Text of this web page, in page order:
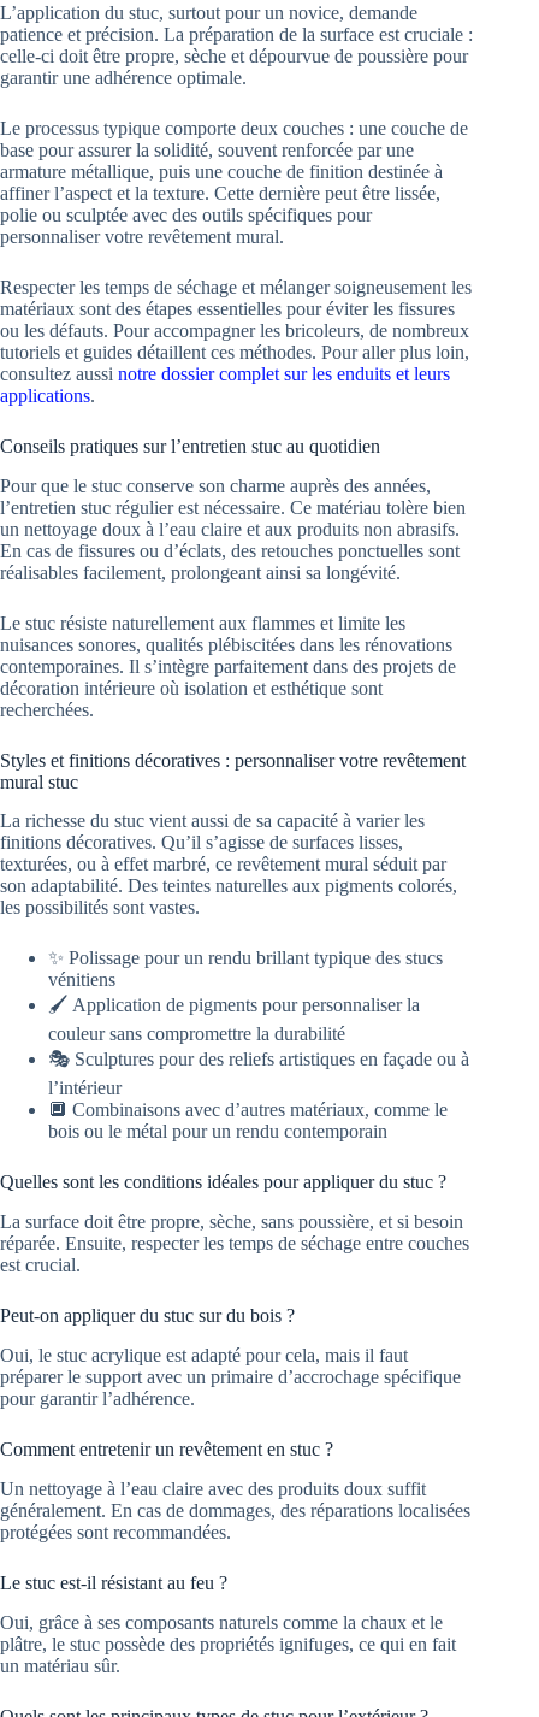
L’application du stuc, surtout pour un novice, demande
patience et précision. La préparation de la surface est cruciale :
celle-ci doit être propre, sèche et dépourvue de poussière pour
garantir une adhérence optimale.
Le processus typique comporte deux couches : une couche de
base pour assurer la solidité, souvent renforcée par une
armature métallique, puis une couche de finition destinée à
affiner l’aspect et la texture. Cette dernière peut être lissée,
polie ou sculptée avec des outils spécifiques pour
personnaliser votre revêtement mural.
Respecter les temps de séchage et mélanger soigneusement les
matériaux sont des étapes essentielles pour éviter les fissures
ou les défauts. Pour accompagner les bricoleurs, de nombreux
tutoriels et guides détaillent ces méthodes. Pour aller plus loin,
consultez aussi notre dossier complet sur les enduits et leurs
applications.
Conseils pratiques sur l’entretien stuc au quotidien
Pour que le stuc conserve son charme auprès des années,
l’entretien stuc régulier est nécessaire. Ce matériau tolère bien
un nettoyage doux à l’eau claire et aux produits non abrasifs.
En cas de fissures ou d’éclats, des retouches ponctuelles sont
réalisables facilement, prolongeant ainsi sa longévité.
Le stuc résiste naturellement aux flammes et limite les
nuisances sonores, qualités plébiscitées dans les rénovations
contemporaines. Il s’intègre parfaitement dans des projets de
décoration intérieure où isolation et esthétique sont
recherchées.
Styles et finitions décoratives : personnaliser votre revêtement
mural stuc
La richesse du stuc vient aussi de sa capacité à varier les
finitions décoratives. Qu’il s’agisse de surfaces lisses,
texturées, ou à effet marbré, ce revêtement mural séduit par
son adaptabilité. Des teintes naturelles aux pigments colorés,
les possibilités sont vastes.
✨ Polissage pour un rendu brillant typique des stucs
vénitiens
🖌️ Application de pigments pour personnaliser la
couleur sans compromettre la durabilité
🎭 Sculptures pour des reliefs artistiques en façade ou à
l’intérieur
🔲 Combinaisons avec d’autres matériaux, comme le
bois ou le métal pour un rendu contemporain
Quelles sont les conditions idéales pour appliquer du stuc ?
La surface doit être propre, sèche, sans poussière, et si besoin
réparée. Ensuite, respecter les temps de séchage entre couches
est crucial.
Peut-on appliquer du stuc sur du bois ?
Oui, le stuc acrylique est adapté pour cela, mais il faut
préparer le support avec un primaire d’accrochage spécifique
pour garantir l’adhérence.
Comment entretenir un revêtement en stuc ?
Un nettoyage à l’eau claire avec des produits doux suffit
généralement. En cas de dommages, des réparations localisées
protégées sont recommandées.
Le stuc est-il résistant au feu ?
Oui, grâce à ses composants naturels comme la chaux et le
plâtre, le stuc possède des propriétés ignifuges, ce qui en fait
un matériau sûr.